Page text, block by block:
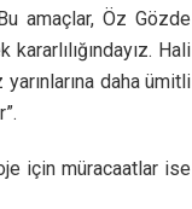
amaçlar, Öz Gözde
Hali
daha ümitli
için müracaatlar ise